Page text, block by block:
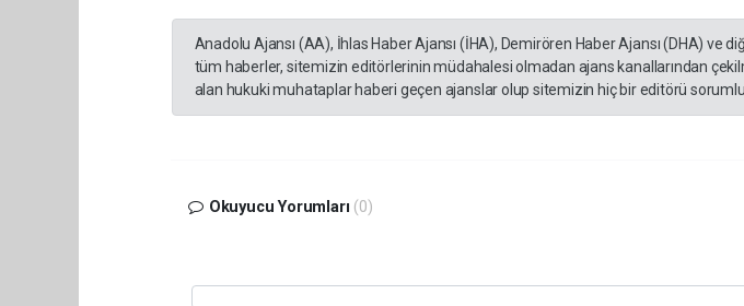
Anadolu Ajansı (AA), İhlas Haber Ajansı (İHA), Demirören Haber Ajansı (DHA) ve
tüm haberler, sitemizin editörlerinin müdahalesi olmadan ajans kanallarından
alan hukuki muhataplar haberi geçen ajanslar olup sitemizin hiç bir editörü
Okuyucu Yorumları (0)